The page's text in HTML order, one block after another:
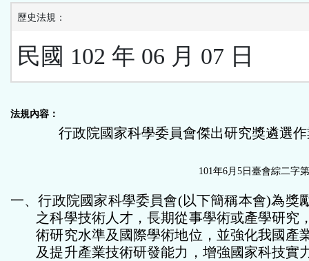
歷史法規：
民國 102 年 06 月 07 日
法規內容：
行政院國家科學委員會傑出研究獎遴選
101年6月 5 日臺會綜二字第
一、行政院國家科學委員會(以下簡稱本會)為獎
之科學技術人才，長期從事學術或產學研究
術研究水準及國際學術地位，並強化我國產
及提升產業技術研發能力，增強國家科技實